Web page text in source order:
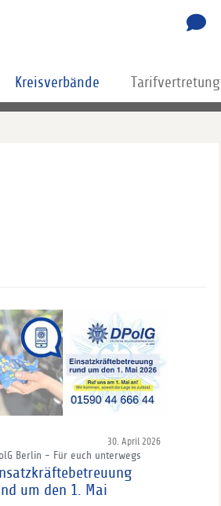
Kreisverbände Tarifvertretung
30. April 2026
Berlin - Für euch unterwegs
um den 1. Mai